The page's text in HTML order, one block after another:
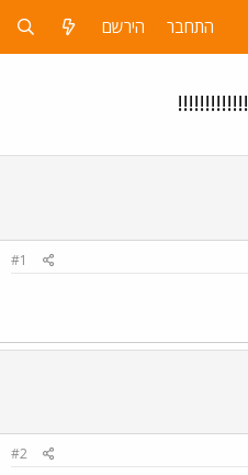
התחבר הירשם
#1
#2